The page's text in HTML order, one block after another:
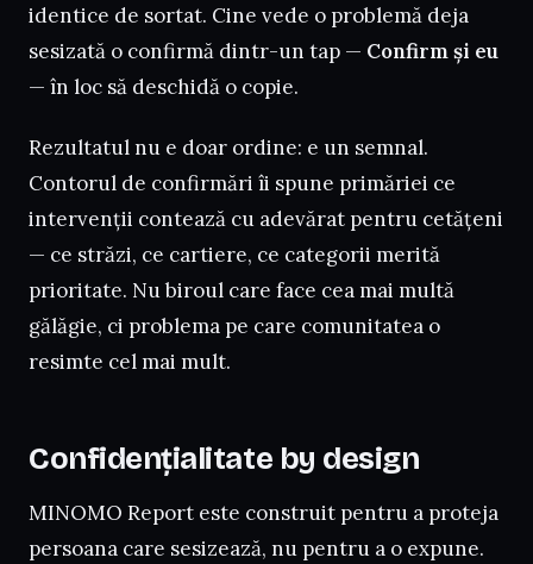
identice de sortat. Cine vede o problemă deja
sesizată o confirmă dintr-un tap — Confirm și eu
— în loc să deschidă o copie.
Rezultatul nu e doar ordine: e un semnal.
Contorul de confirmări îi spune primăriei ce
intervenții contează cu adevărat pentru cetățeni
— ce străzi, ce cartiere, ce categorii merită
prioritate. Nu biroul care face cea mai multă
gălăgie, ci problema pe care comunitatea o
resimte cel mai mult.
Confidențialitate by design
MINOMO Report este construit pentru a proteja
persoana care sesizează, nu pentru a o expune.